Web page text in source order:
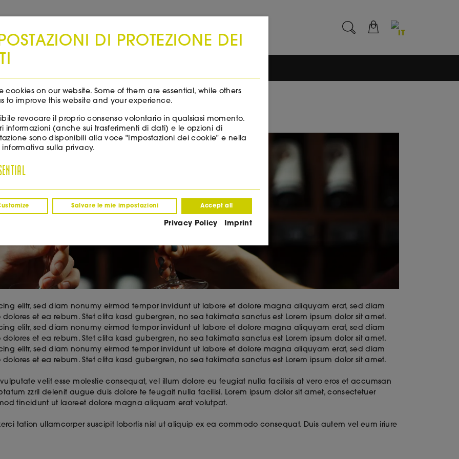
IT
elitr, sed diam nonumy eirmod tempor invidunt ut labore et dolore magna aliquyam erat, sed diam
et ea rebum. Stet clita kasd gubergren, no sea takimata sanctus est Lorem ipsum dolor sit amet.
elitr, sed diam nonumy eirmod tempor invidunt ut labore et dolore magna aliquyam erat, sed diam
et ea rebum. Stet clita kasd gubergren, no sea takimata sanctus est Lorem ipsum dolor sit amet.
elitr, sed diam nonumy eirmod tempor invidunt ut labore et dolore magna aliquyam erat, sed diam
et ea rebum. Stet clita kasd gubergren, no sea takimata sanctus est Lorem ipsum dolor sit amet.
velit esse molestie consequat, vel illum dolore eu feugiat nulla facilisis at vero eros et accumsan
zzril delenit augue duis dolore te feugait nulla facilisi. Lorem ipsum dolor sit amet, consectetuer
tincidunt ut laoreet dolore magna aliquam erat volutpat.
tation ullamcorper suscipit lobortis nisl ut aliquip ex ea commodo consequat. Duis autem vel eum iriure
DI PROTEZIONE DEI
cookies on our website. Some of them are essential, while others
to improve this website and your experience.
revocare il proprio consenso volontario in qualsiasi momento.
informazioni (anche sui trasferimenti di dati) e le opzioni di
sono disponibili alla voce "Impostazioni dei cookie" e nella
informativa sulla privacy.
Salvare le mie impostazioni Accept all
Privacy Policy Imprint